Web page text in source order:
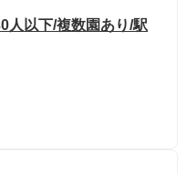
人以下/複数園あり/駅